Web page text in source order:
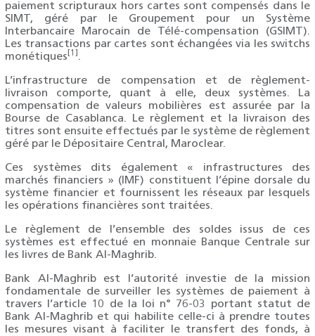
paiement scripturaux hors cartes sont compensés dans le
SIMT, géré par le Groupement pour un Système
Interbancaire Marocain de Télé-compensation (GSIMT).
Les transactions par cartes sont échangées via les switchs
monétiques [1] .
L’infrastructure de compensation et de règlement-
livraison comporte, quant à elle, deux systèmes. La
compensation de valeurs mobilières est assurée par la
Bourse de Casablanca. Le règlement et la livraison des
titres sont ensuite effectués par le système de règlement
géré par le Dépositaire Central, Maroclear.
Ces systèmes dits également « infrastructures des
marchés financiers » (IMF) constituent l’épine dorsale du
système financier et fournissent les réseaux par lesquels
les opérations financières sont traitées.
Le règlement de l’ensemble des soldes issus de ces
systèmes est effectué en monnaie Banque Centrale sur
les livres de Bank Al-Maghrib.
Bank Al-Maghrib est l’autorité investie de la mission
fondamentale de surveiller les systèmes de paiement à
travers l’article 10 de la loi n° 76-03 portant statut de
Bank Al-Maghrib et qui habilite celle-ci à prendre toutes
les mesures visant à faciliter le transfert des fonds, à